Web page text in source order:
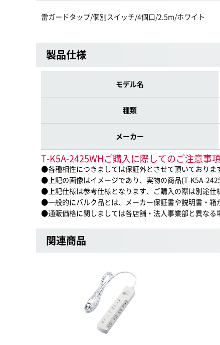
雷ガードタップ/個別スイッチ/4個口/2.5m/ホワイト
製品仕様
モデル名
種類
メーカー
T-K5A-2425WHご購入に際してのご注意事
●各種相性につきましては保証外とさせて頂いておりま
●上記の画像はイメージであり、実物の商品(T-K5A-
●上記仕様は参考仕様となります、ご購入の際は別途仕
●一般的にバルク品とは、メーカー保証書や説明書・箱
●通販価格に関しましては各店舗・法人事業部と異なる
関連商品